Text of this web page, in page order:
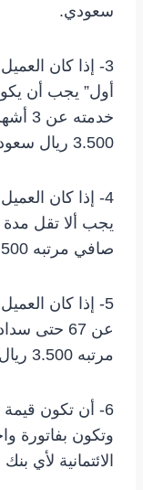
سعودي.
3- إذا كان
3.500 ريال سعودي.
4- إذا كان
صافي مرتبه 3.500 ريال سعودي.
5- إذا كان
عن 67
مرتبه 3.500 ريال سعودي.
وتكون بفاتورة
الائتمانية لأي